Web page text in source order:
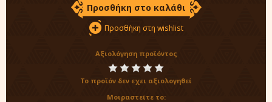
Προσθήκη στο καλάθι
Προσθήκη στη wishlist
Αξιολόγηση προϊόντος
Το προϊόν δεν εχει αξιολογηθεί
Μοιραστείτε το: